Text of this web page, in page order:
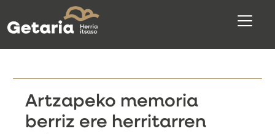
Artzapeko memoria
berriz ere herritarren